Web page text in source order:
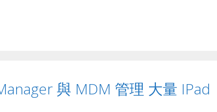
與 MDM 管理 大量 IPad